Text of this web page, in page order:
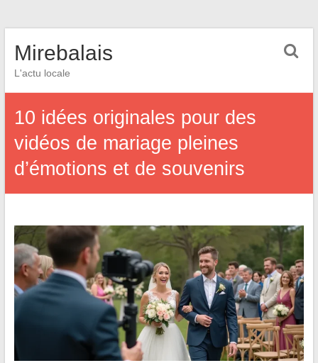
Mirebalais
L'actu locale
10 idées originales pour des
vidéos de mariage pleines
d’émotions et de souvenirs